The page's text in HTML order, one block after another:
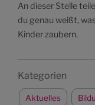
An dieser Stelle
du genau weißt,
Kinder zaubern.
Kategorien
Aktuelles